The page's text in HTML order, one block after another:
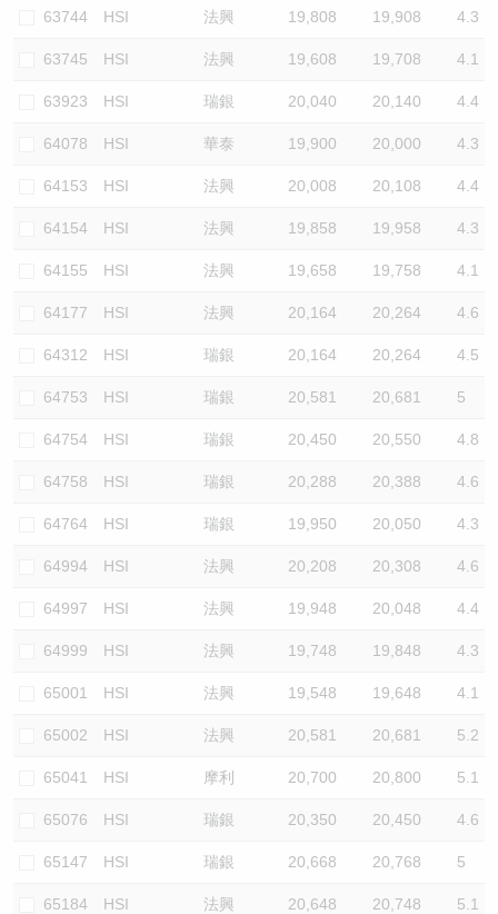
63744 HSI 法興 19,808 19,908 4.3
63745 HSI 法興 19,608 19,708 4.1
63923 HSI 瑞銀 20,040 20,140 4.4
64078 HSI 華泰 19,900 20,000 4.3
64153 HSI 法興 20,008 20,108 4.4
64154 HSI 法興 19,858 19,958 4.3
64155 HSI 法興 19,658 19,758 4.1
64177 HSI 法興 20,164 20,264 4.6
64312 HSI 瑞銀 20,164 20,264 4.5
64753 HSI 瑞銀 20,581 20,681 5
64754 HSI 瑞銀 20,450 20,550 4.8
64758 HSI 瑞銀 20,288 20,388 4.6
64764 HSI 瑞銀 19,950 20,050 4.3
64994 HSI 法興 20,208 20,308 4.6
64997 HSI 法興 19,948 20,048 4.4
64999 HSI 法興 19,748 19,848 4.3
65001 HSI 法興 19,548 19,648 4.1
65002 HSI 法興 20,581 20,681 5.2
65041 HSI 摩利 20,700 20,800 5.1
65076 HSI 瑞銀 20,350 20,450 4.6
65147 HSI 瑞銀 20,668 20,768 5
65184 HSI 法興 20,648 20,748 5.1
牛熊證文件及公告
牛熊證文件及公告 (瑞信)
ADR
收市競價變化